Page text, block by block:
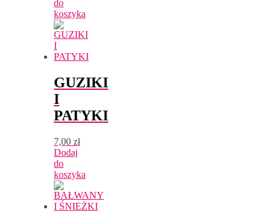
do
koszyka
GUZIKI
I
PATYKI
7,00 zł
Dodaj
do
koszyka